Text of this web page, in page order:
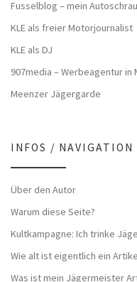
Fusselblog – mein
KLE als freier Motorjournalist
KLE als DJ
907media – Werbeagentur in
Meenzer Jägergarde
INFOS / NAVIGATION
Über den Autor
Warum diese Seite?
Kultkampagne: Ich trinke
Wie alt ist eigentlich ein
Was ist mein Jägermeister